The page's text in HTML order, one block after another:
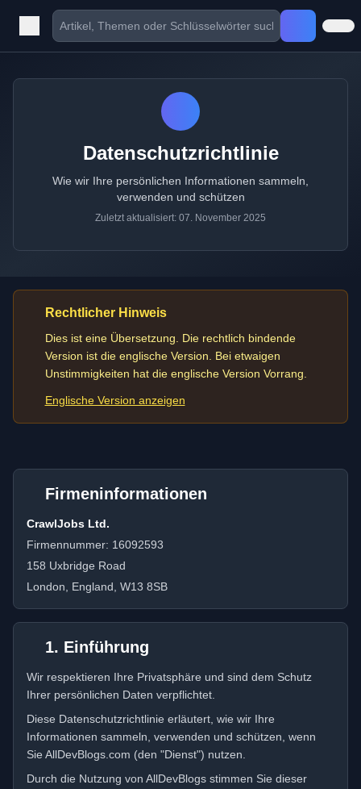
Datenschutzrichtlinie
Wie wir Ihre persönlichen Informationen sammeln,
verwenden und schützen
Zuletzt aktualisiert: 07. November 2025
Rechtlicher Hinweis
Dies ist eine Übersetzung. Die rechtlich bindende
Version ist die englische Version. Bei etwaigen
Unstimmigkeiten hat die englische Version Vorrang.
Englische Version anzeigen
Firmeninformationen
CrawlJobs Ltd.
Firmennummer: 16092593
158 Uxbridge Road
London, England, W13 8SB
1. Einführung
Wir respektieren Ihre Privatsphäre und sind dem Schutz
Ihrer persönlichen Daten verpflichtet.
Diese Datenschutzrichtlinie erläutert, wie wir Ihre
Informationen sammeln, verwenden und schützen, wenn
Sie AllDevBlogs.com (den "Dienst") nutzen.
Durch die Nutzung von AllDevBlogs stimmen Sie dieser